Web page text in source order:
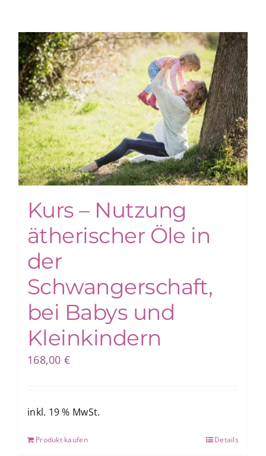
Kurs – Nutzung
ätherischer Öle in
der
Schwangerschaft,
bei Babys und
Kleinkindern
168,00 €
inkl. 19 % MwSt.
Produkt kaufen Details